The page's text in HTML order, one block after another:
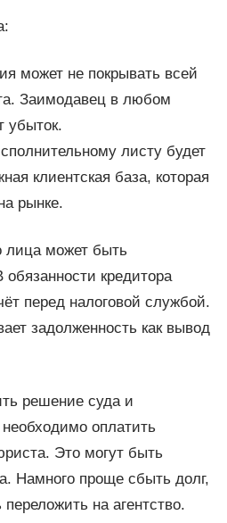
может не покрывать всей
Заимодавец в любом
убыток.
листу будет
клиентская база, которая
рынке.
лица может быть
кредитора
перед налоговой службой.
задолженность как вывод
решение суда и
оплатить
Это могут быть
Намного проще сбыть долг,
на агентство.